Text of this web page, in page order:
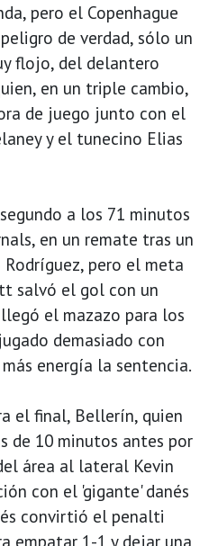
pero el Copenhague
de verdad, sólo un
flojo, del delantero
en un triple cambio,
de juego junto con el
y el tunecino Elias
a los 71 minutos
en un remate tras un
pero el meta
salvó el gol con un
el mazazo para los
demasiado con
energía la sentencia.
el final, Bellerín, quien
de 10 minutos antes por
área al lateral Kevin
con el 'gigante' danés
convirtió el penalti
empatar 1-1 y dejar una